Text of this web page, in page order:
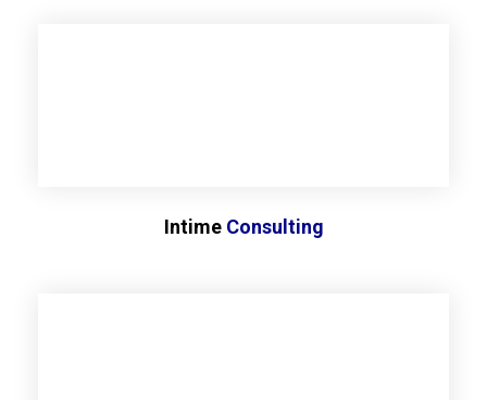
Intime Consulting